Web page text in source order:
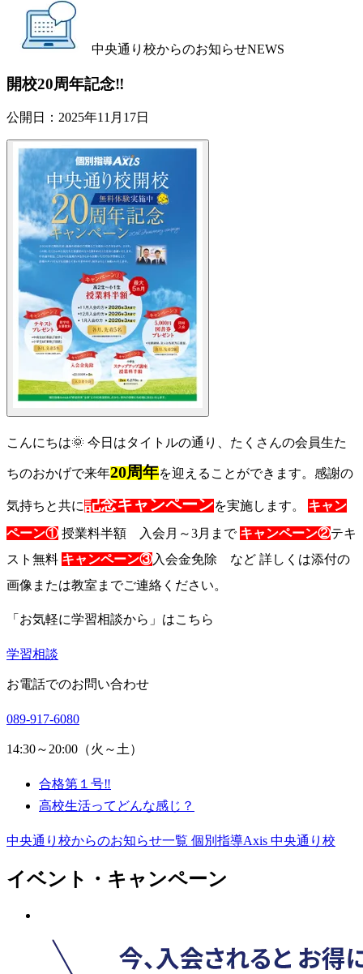
中央通り校からのお知らせNEWS
開校20周年記念‼️
公開日： 2025年11月17日
こんにちは🌞 今日はタイトルの通り、たくさんの会員生た
ちのおかげで来年20周年を迎えることができます。感謝の
気持ちと共に記念キャンペーンを実施します。 キャン
ペーン① 授業料半額 入会月～3月まで キャンペーン②テキ
スト無料 キャンペーン③入会金免除 など 詳しくは添付の
画像または教室までご連絡ください。
「お気軽に学習相談から」はこちら
学習相談
お電話でのお問い合わせ
089-917-6080
14:30～20:00（火～土）
合格第１号‼️
高校生活ってどんな感じ？
中央通り校からのお知らせ一覧 個別指導Axis 中央通り校
イベント・キャンペーン